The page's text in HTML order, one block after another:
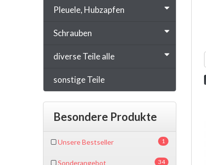
Pleuele, Hubzapfen
Schrauben
diverse Teile alle
sonstige Teile
Besondere Produkte
1
Unsere Bestseller
34
Sonderangebot